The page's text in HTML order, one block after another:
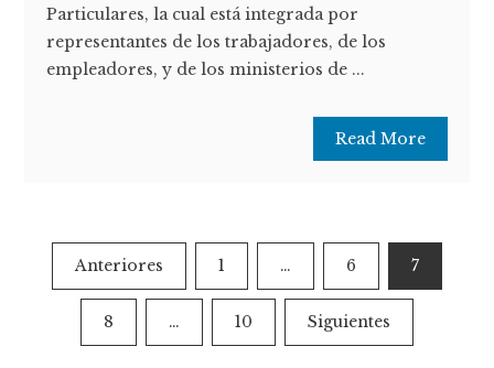
Particulares, la cual está integrada por
representantes de los trabajadores, de los
empleadores, y de los ministerios de ...
Read More
Paginación
de
entradas
Anteriores 1 … 6 7
8 … 10 Siguientes